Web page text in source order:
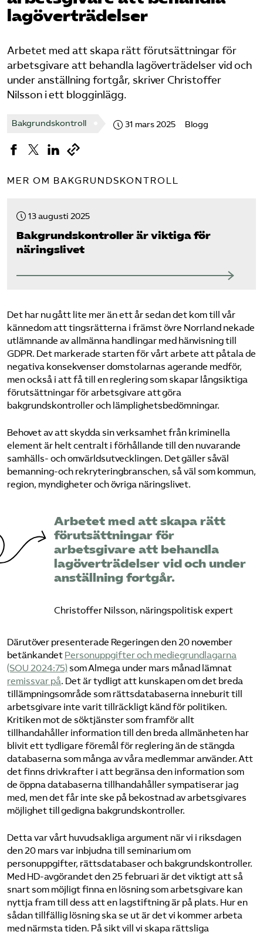
Omsättningsstatistik
Mina sidor
Logga in på Arbetsgivarguiden
Sök på kompetensforetagen.se
In english
lagöverträdelser
Arbetet med att skapa rätt förutsättningar för
arbetsgivare att behandla lagöverträdelser vid och
under anställning fortgår, skriver Christoffer
Nilsson i ett blogginlägg.
Bakgrundskontroll 31 mars 2025 Blogg
MER OM BAKGRUNDSKONTROLL
13 augusti 2025
Bakgrundskontroller är viktiga för
näringslivet
Det har nu gått lite mer än ett år sedan det kom till vår
kännedom att tingsrätterna i främst övre Norrland nekade
utlämnande av allmänna handlingar med hänvisning till
GDPR. Det markerade starten för vårt arbete att påtala de
negativa konsekvenser domstolarnas agerande medför,
men också i att få till en reglering som skapar långsiktiga
förutsättningar för arbetsgivare att göra
bakgrundskontroller och lämplighetsbedömningar.
Behovet av att skydda sin verksamhet från kriminella
element är helt centralt i förhållande till den nuvarande
samhälls- och omvärldsutvecklingen. Det gäller såväl
bemanning-och rekryteringbranschen, så väl som kommun,
region, myndigheter och övriga näringslivet.
Arbetet med att skapa rätt
förutsättningar för
arbetsgivare att behandla
lagöverträdelser vid och under
anställning fortgår.
Christoffer Nilsson, näringspolitisk expert
Därutöver presenterade Regeringen den 20 november
betänkandet Personuppgifter och mediegrundlagarna
(SOU 2024:75) som Almega under mars månad lämnat
remissvar på. Det är tydligt att kunskapen om det breda
tillämpningsområde som rättsdatabaserna inneburit till
arbetsgivare inte varit tillräckligt känd för politiken.
Kritiken mot de söktjänster som framför allt
tillhandahåller information till den breda allmänheten har
blivit ett tydligare föremål för reglering än de stängda
databaserna som många av våra medlemmar använder. Att
det finns drivkrafter i att begränsa den information som
de öppna databaserna tillhandahåller sympatiserar jag
med, men det får inte ske på bekostnad av arbetsgivares
möjlighet till gedigna bakgrundskontroller.
Detta var vårt huvudsakliga argument när vi i riksdagen
den 20 mars var inbjudna till seminarium om
personuppgifter, rättsdatabaser och bakgrundskontroller.
Med HD-avgörandet den 25 februari är det viktigt att så
snart som möjligt finna en lösning som arbetsgivare kan
nyttja fram till dess att en lagstiftning är på plats. Hur en
sådan tillfällig lösning ska se ut är det vi kommer arbeta
med närmsta tiden. På sikt vill vi skapa rättsliga